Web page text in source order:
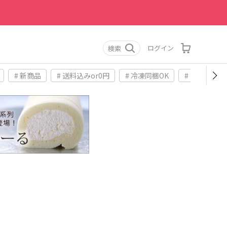
検索 ログイン
# 新商品 # 送料込みor0円 # 冷凍同梱OK # お土産